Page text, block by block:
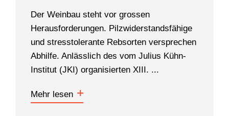
Der Weinbau steht vor grossen
Herausforderungen. Pilzwiderstandsfähige
und stresstolerante Rebsorten versprechen
Abhilfe. Anlässlich des vom Julius Kühn-
Institut (JKI) organisierten XIII. ...
Mehr lesen